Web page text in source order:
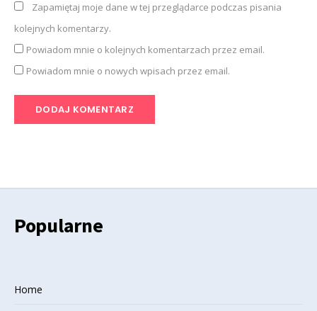
Zapamiętaj moje dane w tej przeglądarce podczas pisania
kolejnych komentarzy.
Powiadom mnie o kolejnych komentarzach przez email.
Powiadom mnie o nowych wpisach przez email.
Popularne
Home